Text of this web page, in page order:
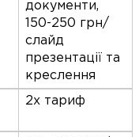
документи,
150-250 грн/
слайд
презентації та
креслення
2х тариф